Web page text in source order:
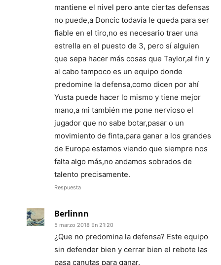
mantiene el nivel pero ante ciertas defensas
no puede,a Doncic todavía le queda para ser
fiable en el tiro,no es necesario traer una
estrella en el puesto de 3, pero sí alguien
que sepa hacer más cosas que Taylor,al fin y
al cabo tampoco es un equipo donde
predomine la defensa,como dicen por ahí
Yusta puede hacer lo mismo y tiene mejor
mano,a mi también me pone nervioso el
jugador que no sabe botar,pasar o un
movimiento de finta,para ganar a los grandes
de Europa estamos viendo que siempre nos
falta algo más,no andamos sobrados de
talento precisamente.
Respuesta
Berlinnn
5 marzo 2018 En 21:20
¿Que no predomina la defensa? Este equipo
sin defender bien y cerrar bien el rebote las
pasa canutas para ganar.